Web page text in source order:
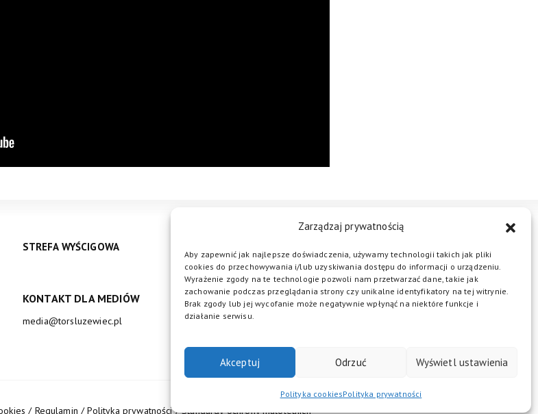
Zarządzaj prywatnością
Aby zapewnić jak najlepsze doświadczenia, używamy technologii takich jak pliki
cookies do przechowywania i/lub uzyskiwania dostępu do informacji o urządzeniu.
Wyrażenie zgody na te technologie pozwoli nam przetwarzać dane, takie jak
zachowanie podczas przeglądania strony czy unikalne identyfikatory na tej witrynie.
Brak zgody lub jej wycofanie może negatywnie wpłynąć na niektóre funkcje i
działanie serwisu.
Akceptuj Odrzuć Wyświetl ustawienia
Polityka cookiesPolityka prywatności
STREFA WYŚCIGOWA
KONTAKT DLA MEDIÓW
media@torsluzewiec.pl
DOŁĄCZ DO NAS
/ Regulamin /Polityka prywatności/Standardy ochrony małoletnich